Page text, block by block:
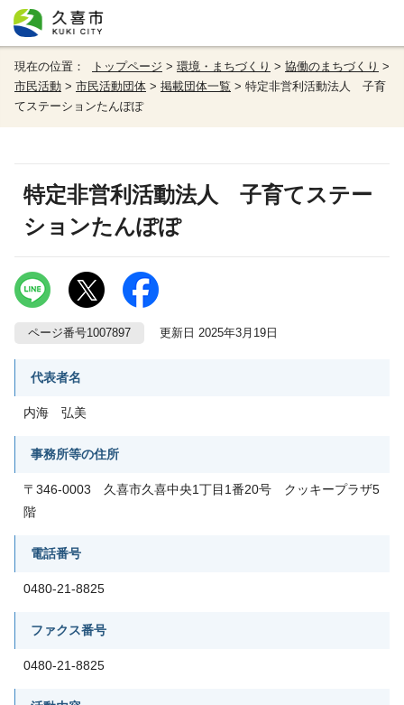
現在の位置： トップページ > 環境・まちづくり > 協働のまちづくり >
市民活動 > 市民活動団体 > 掲載団体一覧 > 特定非営利活動法人 子育
てステーションたんぽぽ
特定非営利活動法人 子育てステー
ションたんぽぽ
ページ番号1007897 更新日 2025年3月19日
代表者名
内海 弘美
事務所等の住所
〒346-0003 久喜市久喜中央1丁目1番20号 クッキープラザ5
階
電話番号
0480-21-8825
ファクス番号
0480-21-8825